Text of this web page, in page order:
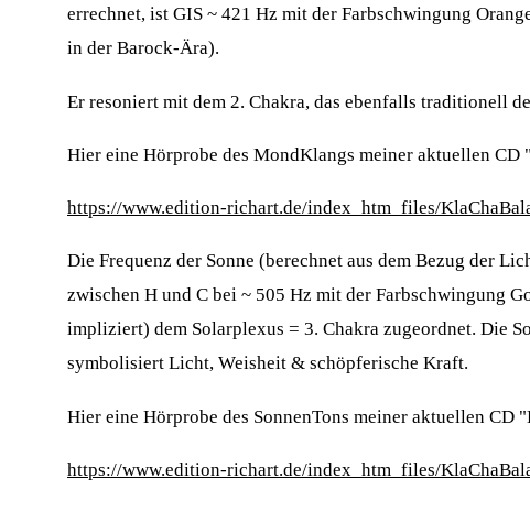
errechnet, ist GIS ~ 421 Hz mit der Farbschwingung
in der Barock-Ära).
Er resoniert mit dem 2. Chakra, das ebenfalls traditionell
Hier eine Hörprobe des MondKlangs meiner aktuellen
https://www.edition-richart.de/index_htm_files/
Die Frequenz der Sonne (berechnet aus dem Bezug der
zwischen H und C bei ~ 505 Hz mit der Farbschwingung
impliziert) dem Solarplexus = 3. Chakra zugeordnet. Die
symbolisiert Licht, Weisheit & schöpferische Kraft.
Hier eine Hörprobe des SonnenTons meiner aktuellen CD
https://www.edition-richart.de/index_htm_files/